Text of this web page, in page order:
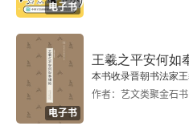
电子书
电子书
王羲之平安何如
本书收录晋朝书法家
作者：艺文类聚金石